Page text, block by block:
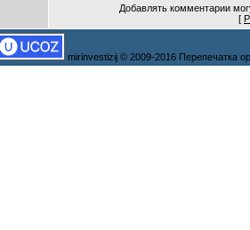
Добавлять комментарии
[
mirinvestizij © 2009-2016 Перепечатка